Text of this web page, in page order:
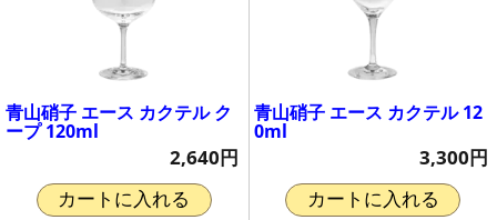
青山硝子 エース カクテル ク
ープ 120ml
2,640円
カートに入れる
青山硝子 エース カクテル 12
0ml
3,300円
カートに入れる